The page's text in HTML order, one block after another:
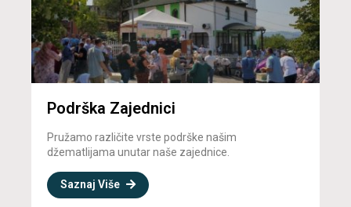
Podrška Zajednici
Pružamo različite vrste podrške našim
džematlijama unutar naše zajednice.
Saznaj Više